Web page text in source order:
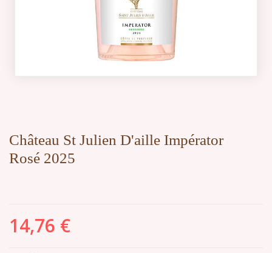
Château St Julien D'aille Impérator
Rosé 2025
14,76 €